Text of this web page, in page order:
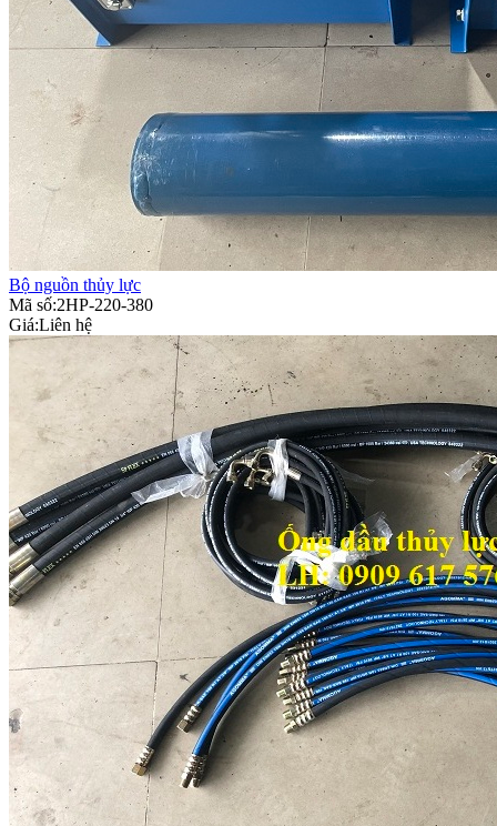
Bộ nguồn thủy lực
Mã số:2HP-220-380
Giá:Liên hệ